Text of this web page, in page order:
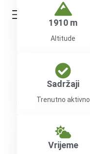
1910 m
Altitude
Sadržaji
Trenutno aktivno
Vrijeme